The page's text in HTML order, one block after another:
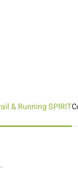
& Running SPIRIT
.